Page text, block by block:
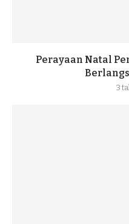
Perayaan Natal
3